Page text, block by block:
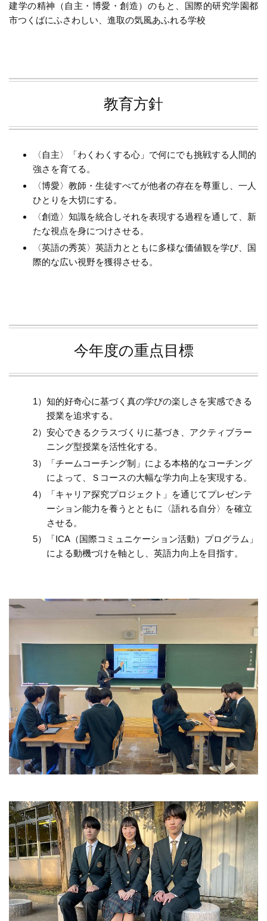
建学の精神（自主・博愛・創造）のもと、国際的研究学園都
市つくばにふさわしい、進取の気風あふれる学校
教育方針
〈自主〉「わくわくする心」で何にでも挑戦する人間的
強さを育てる。
〈博愛〉教師・生徒すべてが他者の存在を尊重し、一人
ひとりを大切にする。
〈創造〉知識を統合しそれを表現する過程を通して、新
たな視点を身につけさせる。
〈英語の秀英〉英語力とともに多様な価値観を学び、国
際的な広い視野を獲得させる。
今年度の重点目標
知的好奇心に基づく真の学びの楽しさを実感できる
授業を追求する。
安心できるクラスづくりに基づき、アクティブラー
ニング型授業を活性化する。
「チームコーチング制」による本格的なコーチング
によって、Ｓコースの大幅な学力向上を実現する。
「キャリア探究プロジェクト」を通じてプレゼンテ
ーション能力を養うとともに〈語れる自分〉を確立
させる。
「ICA（国際コミュニケーション活動）プログラム」
による動機づけを軸とし、英語力向上を目指す。